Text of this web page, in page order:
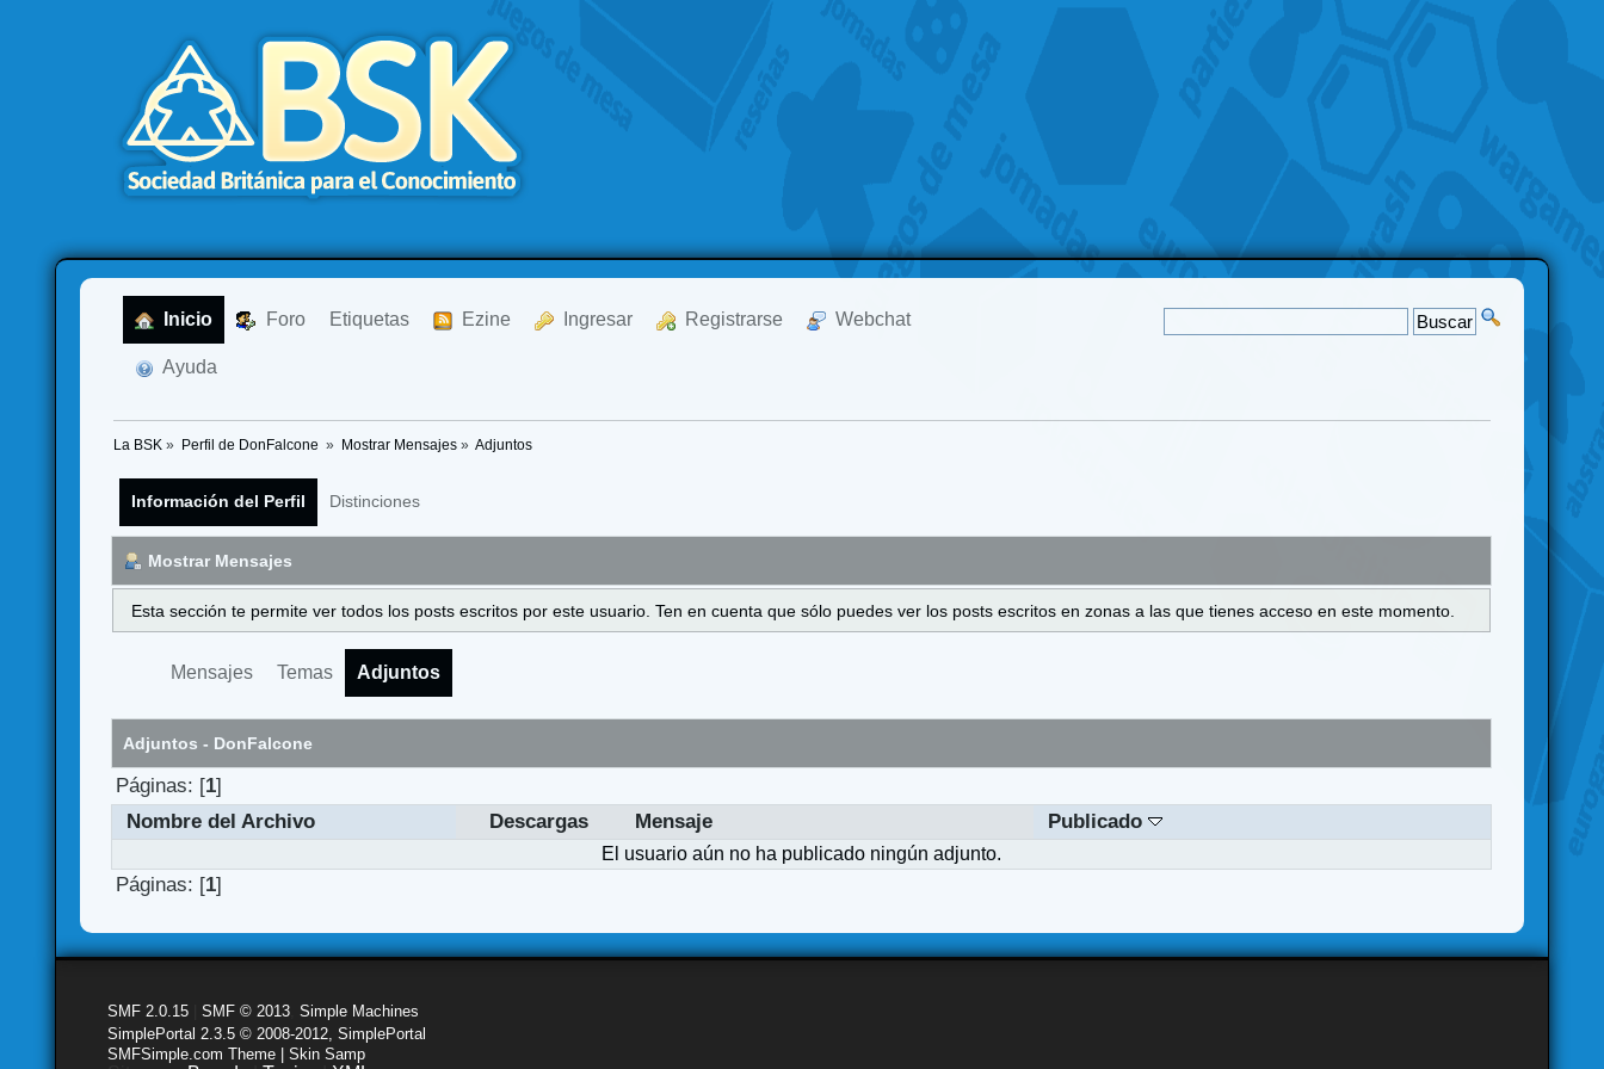
Inicio Foro Etiquetas Ezine Ingresar Registrarse Webchat
Ayuda
La BSK » Perfil de DonFalcone » Mostrar Mensajes» Adjuntos
Información del Perfil Distinciones
Mostrar Mensajes
Esta sección te permite ver todos los posts escritos por este usuario. Ten en cuenta que sólo puedes ver los posts escritos en zonas a las que tienes acceso en este momento.
Mensajes Temas Adjuntos
Adjuntos - DonFalcone
Páginas: [1]
Nombre del Archivo
Descargas Mensaje Publicado
El usuario aún no ha publicado ningún adjunto.
Páginas: [1]
SMF 2.0.15 |SMF © 2013 ,Simple Machines
SimplePortal 2.3.5 © 2008-2012, SimplePortal
SMFSimple.com Theme | Skin Samp